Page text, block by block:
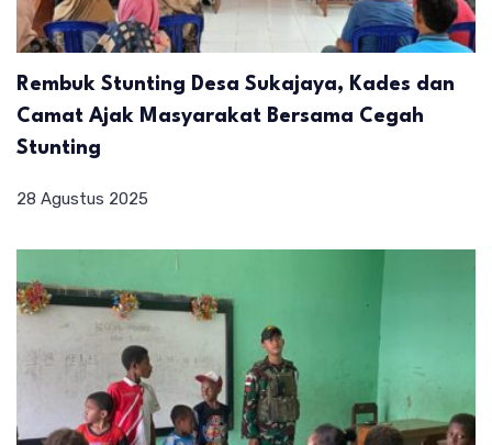
Rembuk Stunting Desa Sukajaya, Kades dan
Camat Ajak Masyarakat Bersama Cegah
Stunting
28 Agustus 2025